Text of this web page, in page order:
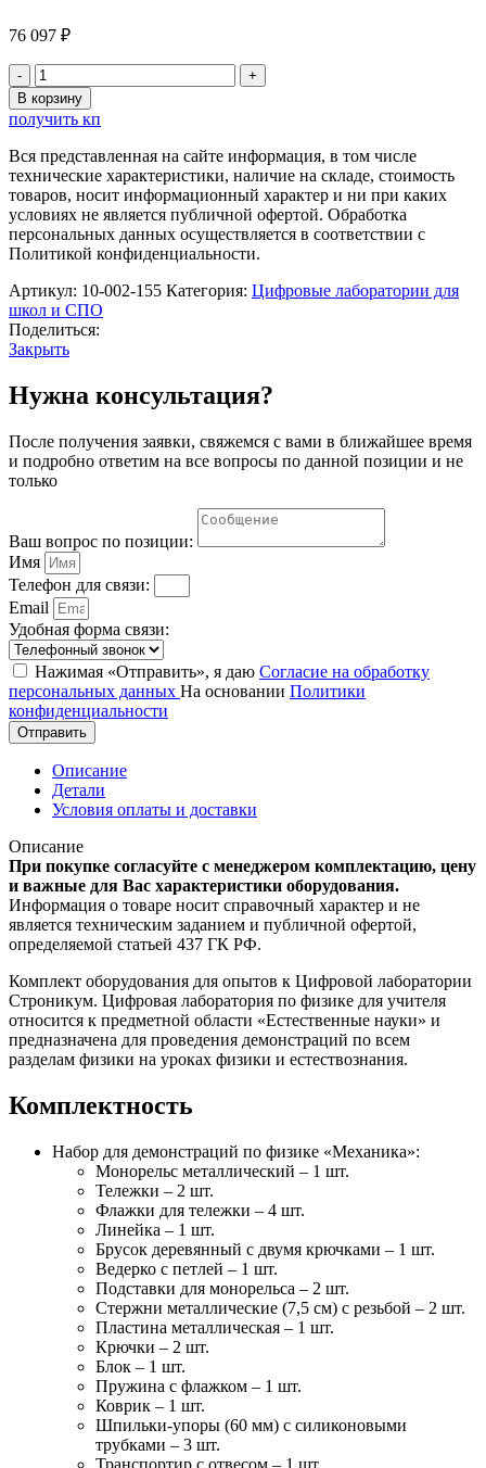
76 097 ₽
Количество
товара
Комплект
оборудования
к
цифровой
лаборатории
по
физике
для
Строникум
В корзину
получить кп
Вся представленная на сайте информация, в том числе
технические характеристики, наличие на складе, стоимость
товаров, носит информационный характер и ни при каких
условиях не является публичной офертой. Обработка
персональных данных осуществляется в соответствии с
Политикой конфиденциальности.
Артикул: 10-002-155 Категория: Цифровые лаборатории для
школ и СПО
Поделиться:
Закрыть
Нужна консультация?
После получения заявки, свяжемся с вами в ближайшее время
и подробно ответим на все вопросы по данной позиции и не
только
Ваш вопрос по позиции:
Имя
Телефон для связи:
Email
Удобная форма связи:
Нажимая «Отправить», я даю Согласие на обработку
персональных данных На основании Политики
конфиденциальности
Отправить
Описание
Детали
Условия оплаты и доставки
Описание
При покупке согласуйте с менеджером комплектацию, цену
и важные для Вас характеристики оборудования.
Информация о товаре носит справочный характер и не
является техническим заданием и публичной офертой,
определяемой статьей 437 ГК РФ.
Комплект оборудования для опытов к Цифровой лаборатории
Строникум. Цифровая лаборатория по физике для учителя
относится к предметной области «Естественные науки» и
предназначена для проведения демонстраций по всем
разделам физики на уроках физики и естествознания.
Комплектность
Набор для демонстраций по физике «Механика»:
Монорельс металлический – 1 шт.
Тележки – 2 шт.
Флажки для тележки – 4 шт.
Линейка – 1 шт.
Брусок деревянный с двумя крючками – 1 шт.
Ведерко с петлей – 1 шт.
Подставки для монорельса – 2 шт.
Стержни металлические (7,5 см) с резьбой – 2 шт.
Пластина металлическая – 1 шт.
Крючки – 2 шт.
Блок – 1 шт.
Пружина с флажком – 1 шт.
Коврик – 1 шт.
Шпильки-упоры (60 мм) с силиконовыми
трубками – 3 шт.
Транспортир с отвесом – 1 шт.